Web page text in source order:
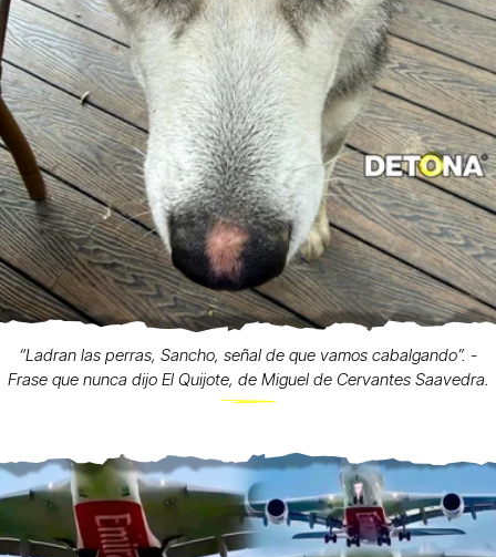
“Ladran las perras, Sancho, señal de que vamos cabalgando”. -
Frase que nunca dijo El Quijote, de Miguel de Cervantes Saavedra.